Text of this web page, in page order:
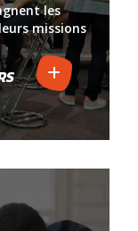
les
missions